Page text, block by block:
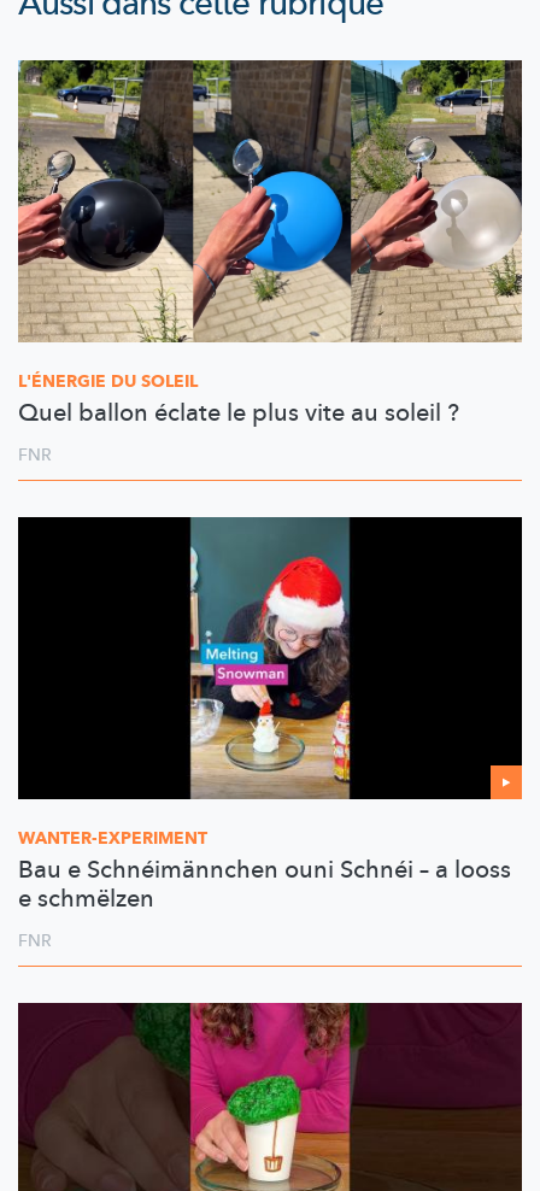
L'ÉNERGIE DU SOLEIL
Quel ballon éclate le plus vite au soleil ?
FNR
WANTER-EXPERIMENT
Bau e Schnéimännchen ouni Schnéi – a looss
e schmëlzen
FNR